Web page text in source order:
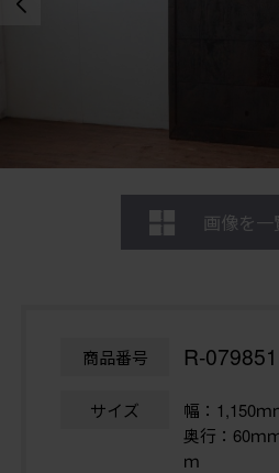
画像を
商品番号 R-079851
サイズ
幅：1,150
奥行：60ｍ
ｍ